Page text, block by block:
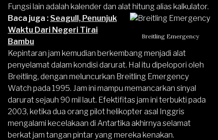
Fungsi lain adalah kalender dan alat hitung alias kalkulator.
Breitling Emergency
Baca juga : Seagull, Penunjuk
Waktu Dari Negeri Tirai
Bambu
Kepintaran jam kemudian berkembang menjadi alat
penyelamat dalam kondisi darurat. Hal itu dipelopori oleh
Breitling, dengan meluncurkan Breitling Emergency
Watch pada 1995. Jam ini mampu memancarkan sinyal
darurat sejauh 90 mil laut. Efektifitas jam ini terbukti pada
2003, ketika dua orang pilot helikopter asal Inggris
mengalami kecelakaan di Antartika akhirnya selamat
berkat jam tangan pintar yang mereka kenakan.